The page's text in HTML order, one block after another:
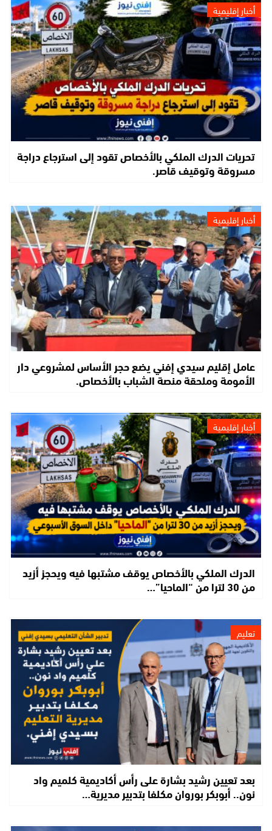
أخبار إقليمية
تحريات الدرك الملكي بالأخصاص تقود إلى استرجاع دراجة
مسروقة وتوقيف قاصر.
أخبار إقليمية
عامل إقليم سيدي إفني يضع حجر الأساس لمشروعي دار
الأمومة وملحقة منصة الشباب بالأخصاص.
أخبار إقليمية
الدرك الملكي بالأخصاص يوقف مشتبها فيه ويحجز أزيد
من 30 لترا من “الماحيا”…
تعليم
بعد تعيين رشيد بشارة على رأس أكاديمية كلميم واد
نون.. أبوبكر بوروان مكلفا بتدبير مديرية…